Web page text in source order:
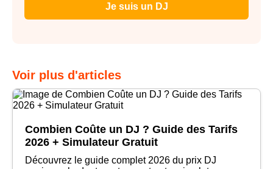
Je suis un DJ
Voir plus d'articles
Combien Coûte un DJ ? Guide des Tarifs
2026 + Simulateur Gratuit
Découvrez le guide complet 2026 du prix DJ